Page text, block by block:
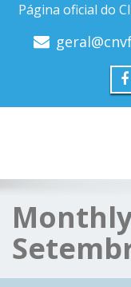
Página oficial do